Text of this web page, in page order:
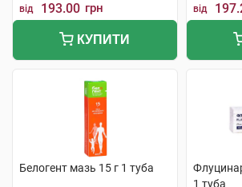
від 193.00 грн
КУПИТИ
від
Белогент мазь 15 г 1 туба
1 туба